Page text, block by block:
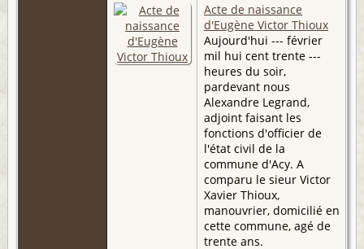
Acte de naissance
d'Eugène Victor Thioux
Aujourd'hui --- février
mil hui cent trente ---
heures du soir,
pardevant nous
Alexandre Legrand,
adjoint faisant les
fonctions d'officier de
l'état civil de la
commune d'Acy. A
comparu le sieur Victor
Xavier Thioux,
manouvrier, domicilié en
cette commune, agé de
trente ans.